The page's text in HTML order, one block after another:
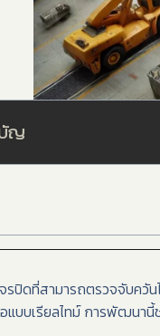
ญ
รปิดที่สามารถตรวจจับควั
แบบเรียลไทม์ การพัฒนานี้